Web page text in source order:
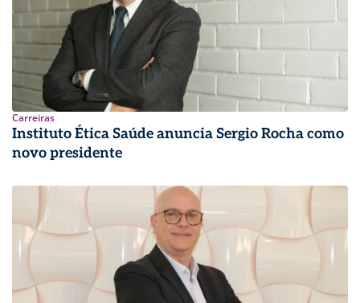
Carreiras
Instituto Ética Saúde anuncia Sergio Rocha como
novo presidente